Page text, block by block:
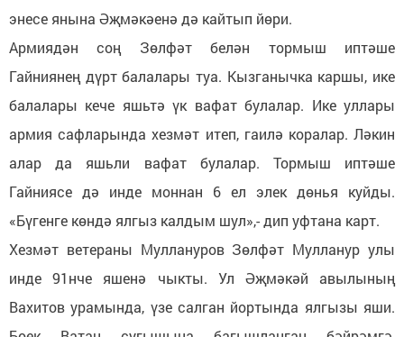
энесе янына Әҗмәкәенә дә кайтып йөри.
Армиядән соң Зөлфәт белән тормыш иптәше
Гайниянең дүрт балалары туа. Кызганычка каршы, ике
балалары кече яшьтә үк вафат булалар. Ике уллары
армия сафларында хезмәт итеп, гаилә коралар. Ләкин
алар да яшьли вафат булалар. Тормыш иптәше
Гайниясе дә инде моннан 6 ел элек дөнья куйды.
«Бүгенге көндә ялгыз калдым шул»,- дип уфтана карт.
Хезмәт ветераны Муллануров Зөлфәт Мулланур улы
инде 91нче яшенә чыкты. Ул Әҗмәкәй авылының
Вахитов урамында, үзе салган йортында ялгызы яши.